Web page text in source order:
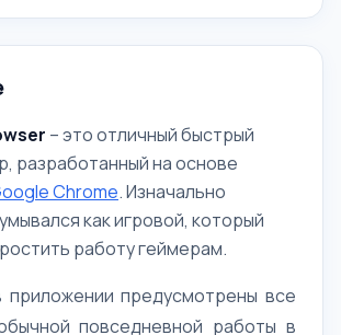
– это отличный быстрый
разработанный на основе
Chrome. Изначально
как игровой, который
работу геймерам.
приложении предусмотрены все
повседневной работы в